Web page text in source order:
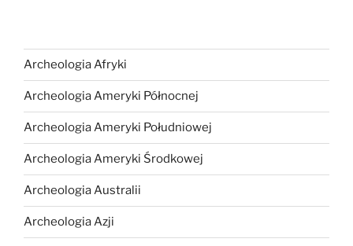
Archeologia Afryki
Archeologia Ameryki Północnej
Archeologia Ameryki Południowej
Archeologia Ameryki Środkowej
Archeologia Australii
Archeologia Azji